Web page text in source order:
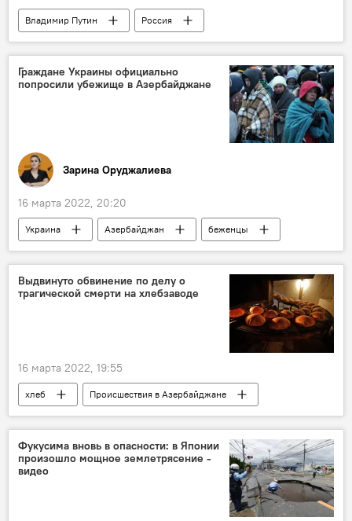
Владимир Путин
Россия
Совещание
Экономика
Политика
Санкции
Граждане Украины официально
попросили убежище в Азербайджане
Зарина Оруджалиева
16 марта 2022, 20:20
Украина Азербайджан
беженцы
мигранты
Государственная миграционная служба АР
Азер Аллахверанов
Убежище
Выдвинуто обвинение по делу о
трагической смерти на хлебзаводе
16 марта 2022, 19:55
хлеб
Происшествия в Азербайджане
Происшествия
Обвинение
Трагедия
Несчастный случай
Фукусима вновь в опасности: в Японии
произошло мощное землетрясение -
видео